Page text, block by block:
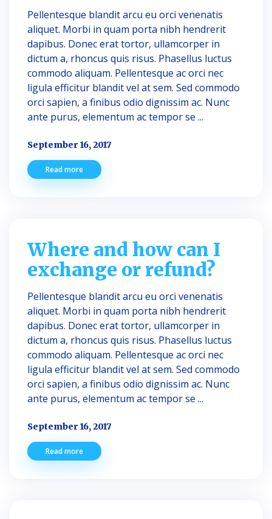
Pellentesque blandit arcu eu orci venenatis
aliquet. Morbi in quam porta nibh hendrerit
dapibus. Donec erat tortor, ullamcorper in
dictum a, rhoncus quis risus. Phasellus luctus
commodo aliquam. Pellentesque ac orci nec
ligula efficitur blandit vel at sem. Sed commodo
orci sapien, a finibus odio dignissim ac. Nunc
ante purus, elementum ac tempor se ...
September 16, 2017
Read more
Where and how can I
exchange or refund?
Pellentesque blandit arcu eu orci venenatis
aliquet. Morbi in quam porta nibh hendrerit
dapibus. Donec erat tortor, ullamcorper in
dictum a, rhoncus quis risus. Phasellus luctus
commodo aliquam. Pellentesque ac orci nec
ligula efficitur blandit vel at sem. Sed commodo
orci sapien, a finibus odio dignissim ac. Nunc
ante purus, elementum ac tempor se ...
September 16, 2017
Read more